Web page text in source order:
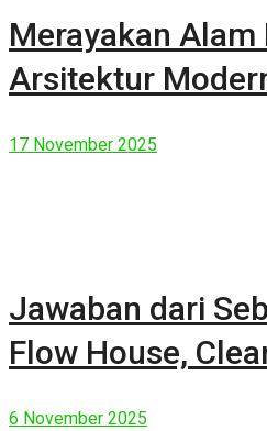
Merayakan Alam
Arsitektur
17 November 2025
Jawaban dari
Flow House,
6 November 2025